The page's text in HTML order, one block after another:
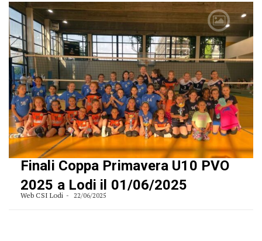
content
Finali Coppa Primavera U10 PVO
2025 a Lodi il 01/06/2025
Web CSI Lodi 22/06/2025